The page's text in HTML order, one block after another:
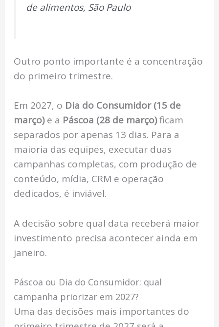
de alimentos, São Paulo
Outro ponto importante é a concentração
do primeiro trimestre.
Em 2027, o Dia do Consumidor (15 de
março)e a Páscoa (28 de março)ficam
separados por apenas 13 dias. Para a
maioria das equipes, executar duas
campanhas completas, com produção de
conteúdo, mídia, CRM e operação
dedicados, é inviável.
A decisão sobre qual data receberá maior
investimento precisa acontecer ainda em
janeiro.
Páscoa ou Dia do Consumidor: qual
campanha priorizar em 2027?
Uma das decisões mais importantes do